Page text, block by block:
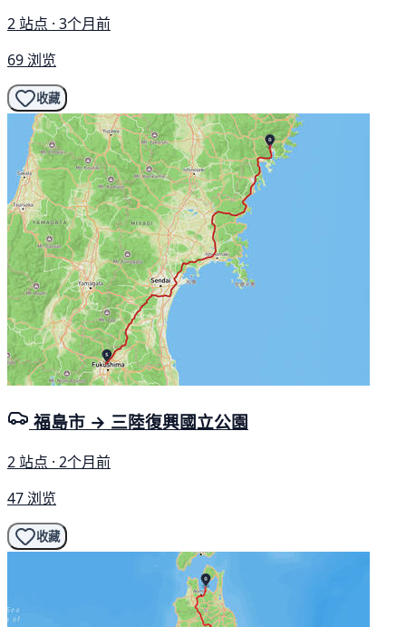
2 站点 · 3个月前
69 浏览
收藏
福島市 → 三陸復興國立公園
2 站点 · 2个月前
47 浏览
收藏